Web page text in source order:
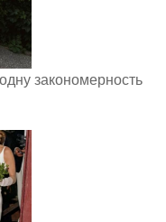
закономерность